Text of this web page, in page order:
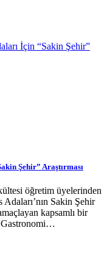
İçin “Sakin Şehir”
Şehir” Araştırması
öğretim üyelerinden
Sakin Şehir
kapsamlı bir
Gastronomi…